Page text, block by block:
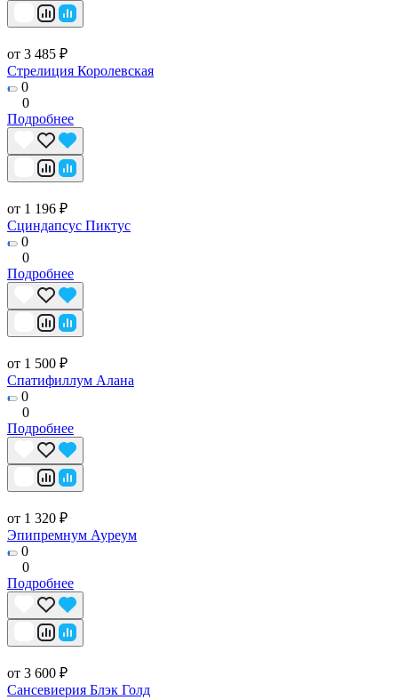
от 3 485 ₽
Стрелиция Королевская
0
0
Подробнее
от 1 196 ₽
Сциндапсус Пиктус
0
0
Подробнее
от 1 500 ₽
Спатифиллум Алана
0
0
Подробнее
от 1 320 ₽
Эпипремнум Ауреум
0
0
Подробнее
от 3 600 ₽
Сансевиерия Блэк Голд